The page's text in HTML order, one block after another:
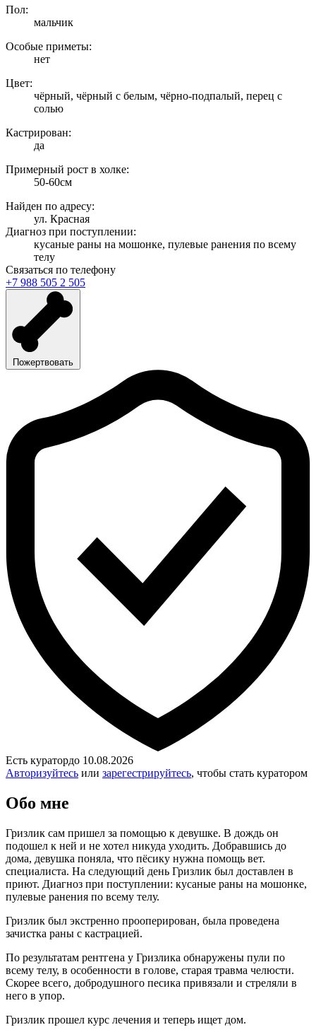
Пол:
мальчик
Особые приметы:
нет
Цвет:
чёрный, чёрный с белым, чёрно-подпалый, перец с
солью
Кастрирован:
да
Примерный рост в холке:
50-60см
Найден по адресу:
ул. Красная
Диагноз при поступлении:
кусаные раны на мошонке, пулевые ранения по всему
телу
Связаться по телефону
+7 988 505 2 505
Пожертвовать
Есть куратордо 10.08.2026
Авторизуйтесь или зарегестрируйтесь, чтобы стать куратором
Обо мне
Гризлик сам пришел за помощью к девушке. В дождь он
подошел к ней и не хотел никуда уходить. Добравшись до
дома, девушка поняла, что пёсику нужна помощь вет.
специалиста. На следующий день Гризлик был доставлен в
приют. Диагноз при поступлении: кусаные раны на мошонке,
пулевые ранения по всему телу.
Гризлик был экстренно прооперирован, была проведена
зачистка раны с кастрацией.
По результатам рентгена у Гризлика обнаружены пули по
всему телу, в особенности в голове, старая травма челюсти.
Скорее всего, добродушного песика привязали и стреляли в
него в упор.
Гризлик прошел курс лечения и теперь ищет дом.